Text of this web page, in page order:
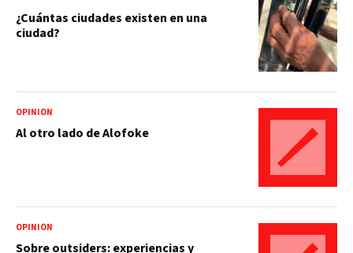
¿Cuántas ciudades existen en una
ciudad?
OPINIÓN
Al otro lado de Alofoke
OPINIÓN
Sobre outsiders: experiencias y